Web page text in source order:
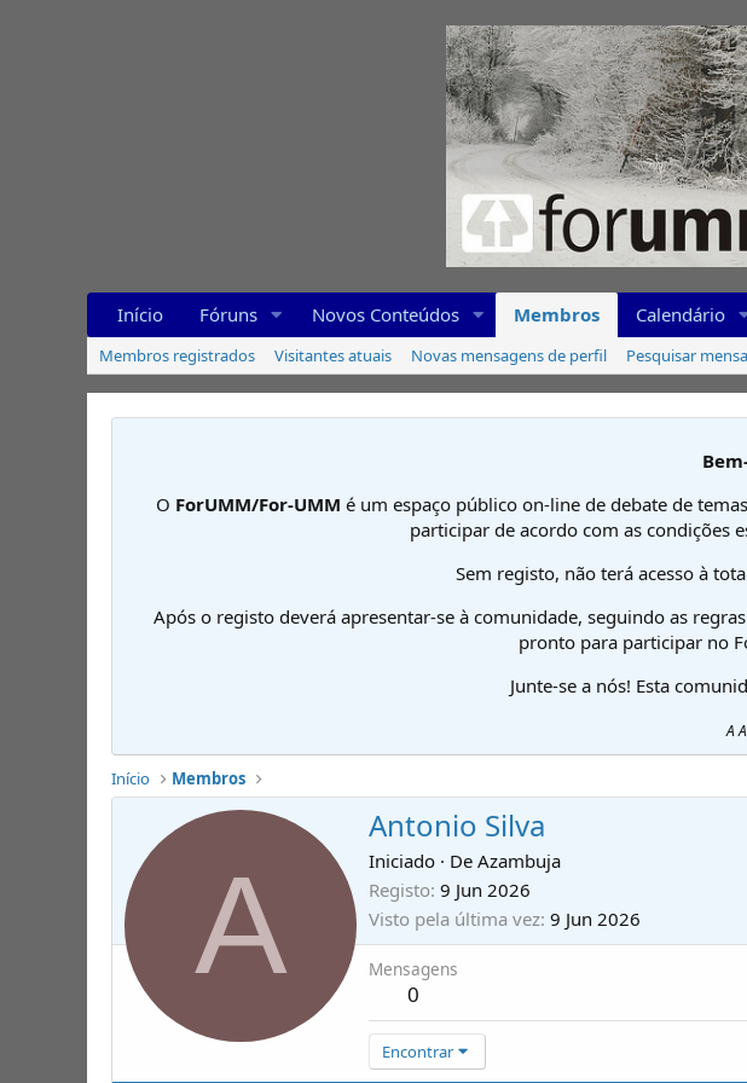
Início Fóruns Novos Conteúdos Membros Calendário
Membros registrados Visitantes atuais Novas mensagens de perfil Pesquisar
O ForUMM/For-UMM é um espaço público on-line de debate de
participar de acordo com as condições
Sem registo, não terá acesso à
Após o registo deverá apresentar-se à comunidade, seguindo as
pronto para participar no
Junte-se a nós! Esta
A
Início Membros
A
Antonio Silva
Iniciado · De Azambuja
Registo 9 Jun 2026
Visto pela última vez 9 Jun 2026
Mensagens
0
Encontrar